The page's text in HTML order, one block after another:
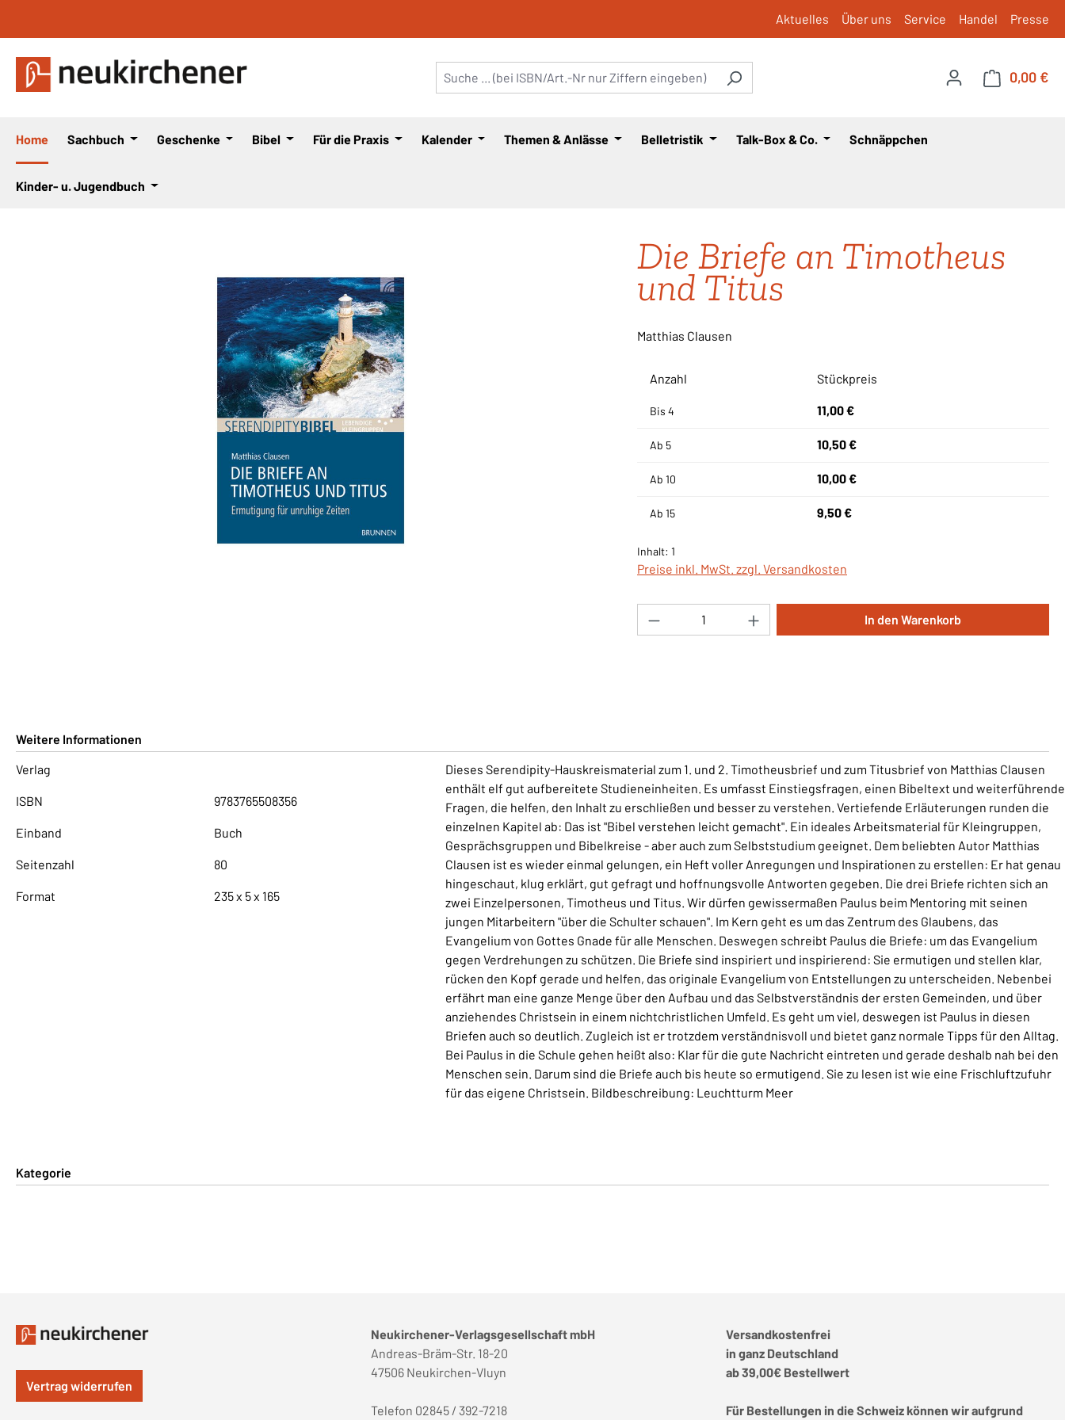
Aktuelles Über uns Service Handel Presse
0,00 €
Home Sachbuch Geschenke Bibel Für die Praxis Kalender Themen & Anlässe Belletristik Talk-Box & Co. Schnäppchen
Kinder- u. Jugendbuch
Die Briefe an Timotheus
und Titus
Matthias Clausen
Anzahl Stückpreis
Bis 4 11,00 €
Ab 5 10,50 €
Ab 10 10,00 €
Ab 15 9,50 €
Inhalt: 1
Preise inkl. MwSt. zzgl. Versandkosten
Produkt Anzahl: Gib den gewünschten Wert ein
In den Warenkorb
Weitere Informationen
Verlag
ISBN 9783765508356
Einband Buch
Seitenzahl 80
Format 235 x 5 x 165
Dieses Serendipity-Hauskreismaterial zum 1. und 2. Timotheusbrief und zum Titusbrief von Matthias Clausen
enthält elf gut aufbereitete Studieneinheiten. Es umfasst Einstiegsfragen, einen Bibeltext und weiterführende
Fragen, die helfen, den Inhalt zu erschließen und besser zu verstehen. Vertiefende Erläuterungen runden die
einzelnen Kapitel ab: Das ist "Bibel verstehen leicht gemacht". Ein ideales Arbeitsmaterial für Kleingruppen,
Gesprächsgruppen und Bibelkreise - aber auch zum Selbststudium geeignet. Dem beliebten Autor Matthias
Clausen ist es wieder einmal gelungen, ein Heft voller Anregungen und Inspirationen zu erstellen: Er hat genau
hingeschaut, klug erklärt, gut gefragt und hoffnungsvolle Antworten gegeben. Die drei Briefe richten sich an
zwei Einzelpersonen, Timotheus und Titus. Wir dürfen gewissermaßen Paulus beim Mentoring mit seinen
jungen Mitarbeitern "über die Schulter schauen". Im Kern geht es um das Zentrum des Glaubens, das
Evangelium von Gottes Gnade für alle Menschen. Deswegen schreibt Paulus die Briefe: um das Evangelium
gegen Verdrehungen zu schützen. Die Briefe sind inspiriert und inspirierend: Sie ermutigen und stellen klar,
rücken den Kopf gerade und helfen, das originale Evangelium von Entstellungen zu unterscheiden. Nebenbei
erfährt man eine ganze Menge über den Aufbau und das Selbstverständnis der ersten Gemeinden, und über
anziehendes Christsein in einem nichtchristlichen Umfeld. Es geht um viel, deswegen ist Paulus in diesen
Briefen auch so deutlich. Zugleich ist er trotzdem verständnisvoll und bietet ganz normale Tipps für den Alltag.
Bei Paulus in die Schule gehen heißt also: Klar für die gute Nachricht eintreten und gerade deshalb nah bei den
Menschen sein. Darum sind die Briefe auch bis heute so ermutigend. Sie zu lesen ist wie eine Frischluftzufuhr
für das eigene Christsein. Bildbeschreibung: Leuchtturm Meer
Kategorie
Vertrag widerrufen
Neukirchener-Verlagsgesellschaft mbH
Andreas-Bräm-Str. 18-20
47506 Neukirchen-Vluyn
Telefon 02845 / 392-7218
Versandkostenfrei
in ganz Deutschland
ab 39,00€ Bestellwert
Für Bestellungen in die Schweiz können wir aufgrund